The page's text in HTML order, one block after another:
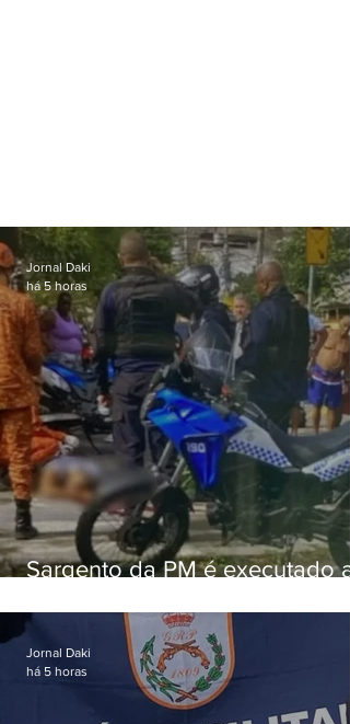
Sargento da PM é executado a
em Vaz Lobo
Jornal Daki
há 5 horas
Jornal Daki
há 5 horas